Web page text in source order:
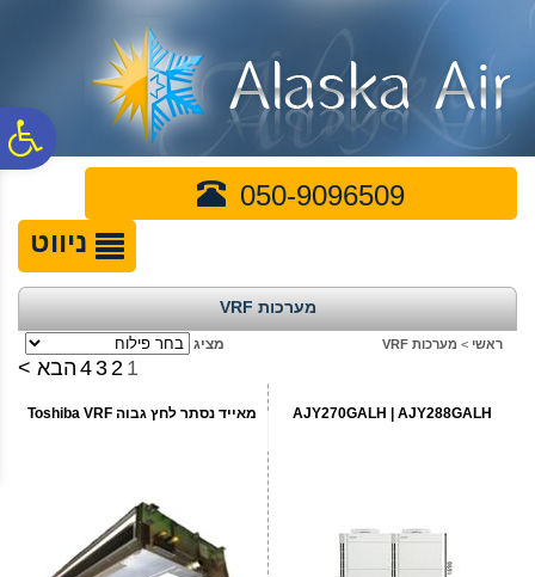
נגישות
המרכזי
050-9096509
ניווט
מערכות VRF
ראשי > מערכות VRF מציג
1
2
3
4 הבא >
AJY270GALH | AJY288GALH מאייד נסתר לחץ גבוה Toshiba VRF